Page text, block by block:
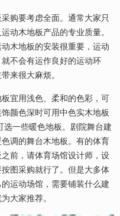
购要考虑全面。通常大家只
动木地板产品的专业质量。
木地板的安装很重要，运动
不会有运作良好的运动环
来很大麻烦。
宜用浅色、柔和的色彩，可
颜色深时可用中色实木地板
一些暖色地板。剧院舞台建
调的舞台木地板。有的体育
前，请体育场馆设计师，设
图采购就行了。但是大多体
运动场馆，需要铺装什么建
大家推荐。